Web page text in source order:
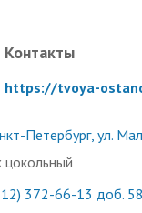
Контакты
https://tvoya-
Петербург, ул.
цокольный
372-66-13 доб.